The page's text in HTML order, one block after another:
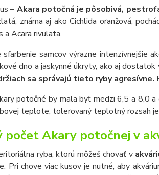
– Akara potočná je pôsobivá,
známa aj ako Cichlida oranžová,
a Acara rivulata.
samcov výrazne intenzívnejšie
dno a jaskynné úkryty, ako aj
sa správajú tieto ryby agresívne.
potočné by mala byť medzi 6,5 a 8,0
teplote, tolerovaný teplotný rozsah
počet Akary potočnej v
ryba, ktorú môžeš chovať v
Pri chove viac kusov je nutné, aby